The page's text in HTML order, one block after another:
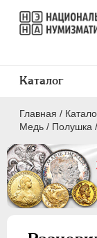
Главная /
Медь / Полушка /
Каталог
ПEТР I 1699 -